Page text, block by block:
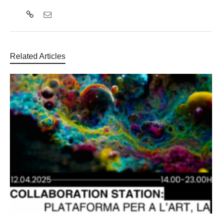
Related Articles